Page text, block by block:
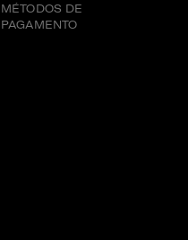
MÉTODOS DE
PAGAMENTO